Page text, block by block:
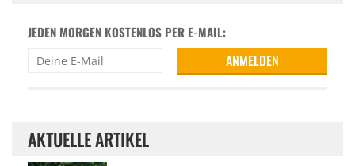
JEDEN MORGEN KOSTENLOS PER E-MAIL:
AKTUELLE ARTIKEL